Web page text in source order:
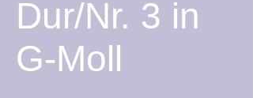
Dur/Nr. 3 in
G-Moll